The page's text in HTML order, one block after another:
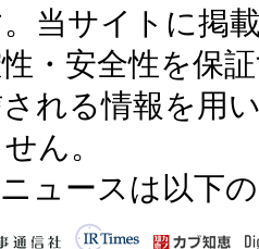
当サイトに掲
・安全性を保
れる情報を用
ん。
ュースは以下